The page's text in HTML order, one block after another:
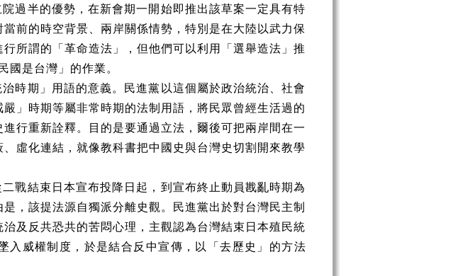
過半的優勢，在新會期一開始即推出該草案一定具有特
前的時空背景、兩岸關係情勢，特別是在大陸以武力保
所謂的「革命造法」，但他們可以利用「選舉造法」推
是台灣」的作業。
時期」用語的意義。民進黨以這個屬於政治統治、社會
」時期等屬非常時期的法制用語，將民眾曾經生活過的
行重新詮釋。目的是要通過立法，爾後可把兩岸間在一
虛化連結，就像教科書把中國史與台灣史切割開來教學
戰結束日本宣布投降日起，到宣布終止動員戡亂時期為
，該提法源自獨派分離史觀。民進黨出於對台灣民主制
及反共恐共的苦悶心理，主觀認為台灣結束日本殖民統
入威權制度，於是結合反中宣傳，以「去歷史」的方法